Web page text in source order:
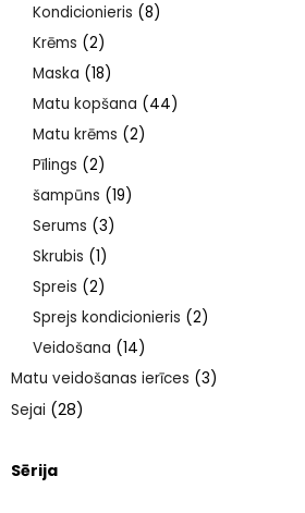
Kondicionieris (8)
Krēms (2)
Maska (18)
Matu kopšana (44)
Matu krēms (2)
Pīlings (2)
šampūns (19)
Serums (3)
Skrubis (1)
Spreis (2)
Sprejs kondicionieris (2)
Veidošana (14)
Matu veidošanas ierīces (3)
Sejai (28)
Sērija